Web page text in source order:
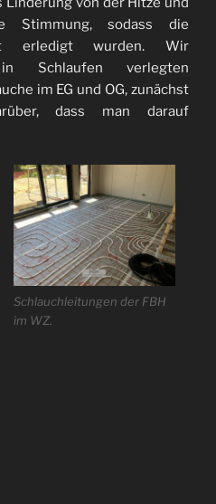
sodass die
erledigt wurden. Wir
Schlaufen verlegten
im EG und OG, zunächst
dass man darauf
Schlauchleitungen der FBH
im WZ.